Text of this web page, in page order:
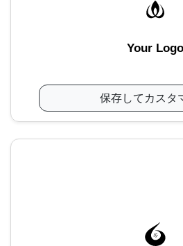
Your Logo
保存してカスタ